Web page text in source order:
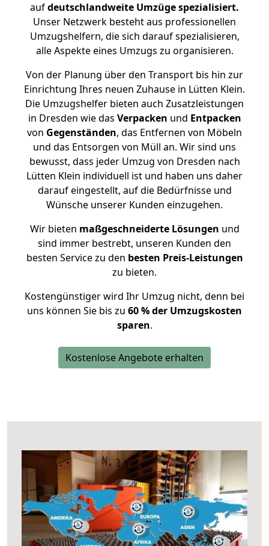
aufdeutschlandweite Umzüge spezialisiert.
Unser Netzwerk besteht aus professionellen
Umzugshelfern, die sich darauf spezialisieren,
alle Aspekte eines Umzugs zu organisieren.
Von der Planung über den Transport bis hin zur
Einrichtung Ihres neuen Zuhause in Lütten Klein.
Die Umzugshelfer bieten auch Zusatzleistungen
in Dresden wie das Verpacken und Entpacken
von Gegenständen, das Entfernen von Möbeln
und das Entsorgen von Müll an. Wir sind uns
bewusst, dass jeder Umzug von Dresden nach
Lütten Klein individuell ist und haben uns daher
darauf eingestellt, auf die Bedürfnisse und
Wünsche unserer Kunden einzugehen.
Wir bieten maßgeschneiderte Lösungen und
sind immer bestrebt, unseren Kunden den
besten Service zu den besten Preis-Leistungen
zu bieten.
Kostengünstiger wird Ihr Umzug nicht, denn bei
uns können Sie bis zu 60 % der Umzugskosten
sparen.
Kostenlose Angebote erhalten